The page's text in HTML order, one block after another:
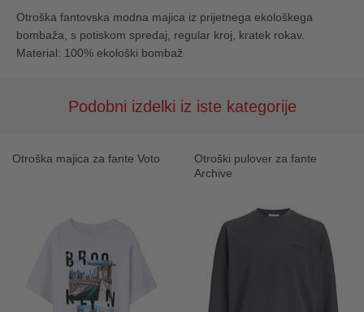
Otroška fantovska modna majica iz prijetnega ekološkega
bombaža, s potiskom spredaj, regular kroj, kratek rokav.
Material: 100% ekološki bombaž
Podobni izdelki iz iste kategorije
Otroška majica za fante Voto
Otroški pulover za fante
Archive